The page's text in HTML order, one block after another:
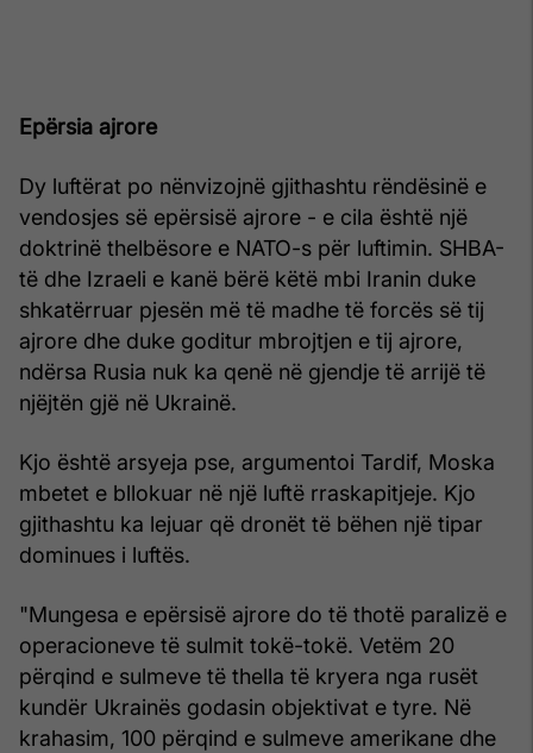
Epërsia ajrore
Dy luftërat po nënvizojnë gjithashtu rëndësinë e
vendosjes së epërsisë ajrore - e cila është një
doktrinë thelbësore e NATO-s për luftimin. SHBA-
të dhe Izraeli e kanë bërë këtë mbi Iranin duke
shkatërruar pjesën më të madhe të forcës së tij
ajrore dhe duke goditur mbrojtjen e tij ajrore,
ndërsa Rusia nuk ka qenë në gjendje të arrijë të
njëjtën gjë në Ukrainë.
Kjo është arsyeja pse, argumentoi Tardif, Moska
mbetet e bllokuar në një luftë rraskapitjeje. Kjo
gjithashtu ka lejuar që dronët të bëhen një tipar
dominues i luftës.
"Mungesa e epërsisë ajrore do të thotë paralizë e
operacioneve të sulmit tokë-tokë. Vetëm 20
përqind e sulmeve të thella të kryera nga rusët
kundër Ukrainës godasin objektivat e tyre. Në
krahasim, 100 përqind e sulmeve amerikane dhe